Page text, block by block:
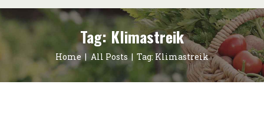
Tag: Klimastreik
Home All Posts Tag: Klimastreik